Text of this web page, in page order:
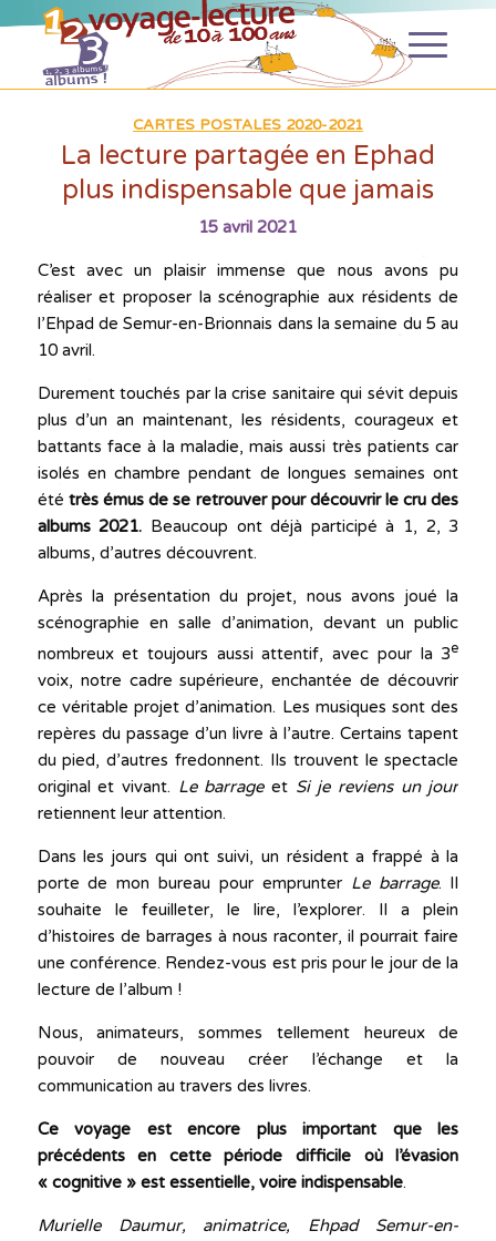
CARTES POSTALES 2020-2021
La lecture partagée en Ephad
plus indispensable que jamais
15 avril 2021
C’est avec un plaisir immense que nous avons pu
réaliser et proposer la scénographie aux résidents de
l’Ehpad de Semur-en-Brionnais dans la semaine du 5 au
10 avril.
Durement touchés par la crise sanitaire qui sévit depuis
plus d’un an maintenant, les résidents, courageux et
battants face à la maladie, mais aussi très patients car
isolés en chambre pendant de longues semaines ont
été très émus de se retrouver pour découvrir le cru des
albums 2021. Beaucoup ont déjà participé à 1, 2, 3
albums, d’autres découvrent.
Après la présentation du projet, nous avons joué la
scénographie en salle d’animation, devant un public
nombreux et toujours aussi attentif, avec pour la 3e
voix, notre cadre supérieure, enchantée de découvrir
ce véritable projet d’animation. Les musiques sont des
repères du passage d’un livre à l’autre. Certains tapent
du pied, d’autres fredonnent. Ils trouvent le spectacle
original et vivant. Le barrageet Si je reviens un jour
retiennent leur attention.
Dans les jours qui ont suivi, un résident a frappé à la
porte de mon bureau pour emprunter Le barrage. Il
souhaite le feuilleter, le lire, l’explorer. Il a plein
d’histoires de barrages à nous raconter, il pourrait faire
une conférence. Rendez-vous est pris pour le jour de la
lecture de l’album !
Nous, animateurs, sommes tellement heureux de
pouvoir de nouveau créer l’échange et la
communication au travers des livres.
Ce voyage est encore plus important que les
précédents en cette période difficile où l’évasion
« cognitive » est essentielle, voire indispensable.
Murielle Daumur, animatrice, Ehpad Semur-en-